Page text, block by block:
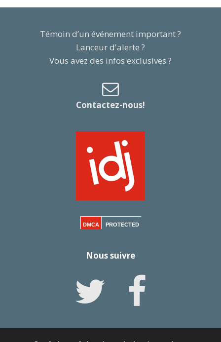
Témoin d’un événement important ?
Lanceur d'alerte ?
Vous avez des infos exclusives ?
Contactez-nous!
DMCA PROTECTED
Nous suivre